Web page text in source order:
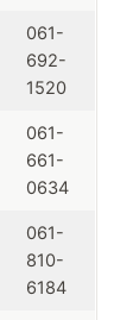
061-
692-
1520
061-
661-
0634
061-
810-
6184